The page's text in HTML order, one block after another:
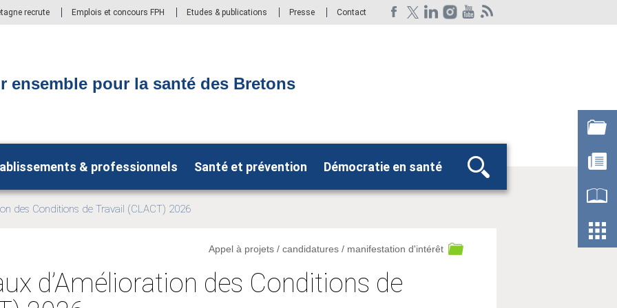
recrute Emplois et concours FPH Etudes & publications Presse Contact
ensemble pour la santé des Bretons
& professionnels Santé et prévention Démocratie en santé
Rechercher
des Conditions de Travail (CLACT) 2026
d’Amélioration des Conditions de
Appel à projets / candidatures / manifestation d'intérêt